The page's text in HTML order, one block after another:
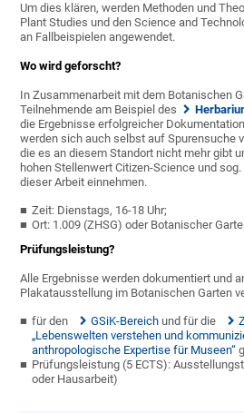
Um dies klären, werden Methoden und
Plant Studies und den Science and
an Fallbeispielen angewendet.
Wo wird geforscht?
In Zusammenarbeit mit dem Botanischen
Teilnehmende am Beispiel des
die Ergebnisse erfolgreicher
werden sich auch selbst auf Spurensuche
die es an diesem Standort nicht mehr gibt
hohen Stellenwert Citizen-Science und sog.
dieser Arbeit einnehmen.
Zeit: Dienstags, 16-18 Uhr;
Ort: 1.009 (ZHSG) oder Botanischer
Prüfungsleistung?
Alle Ergebnisse werden dokumentiert und
Plakatausstellung im Botanischen Garten
für den GSiK-Bereichund für die
„Lebenswelten verstehen und
anthropologische Expertise für Museen“
Prüfungsleistung (5 ECTS):
oder Hausarbeit)